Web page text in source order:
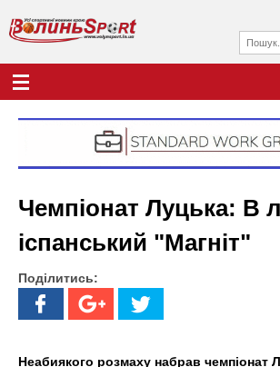
вмісту
В
о
н
ь
S
p
o
о
у
к
о
в
а
м
о
ш
Чемпіонат Луцька: В
іспанський "Магніт"
Поділитись:
Неабиякого розмаху набрав чемпіонат